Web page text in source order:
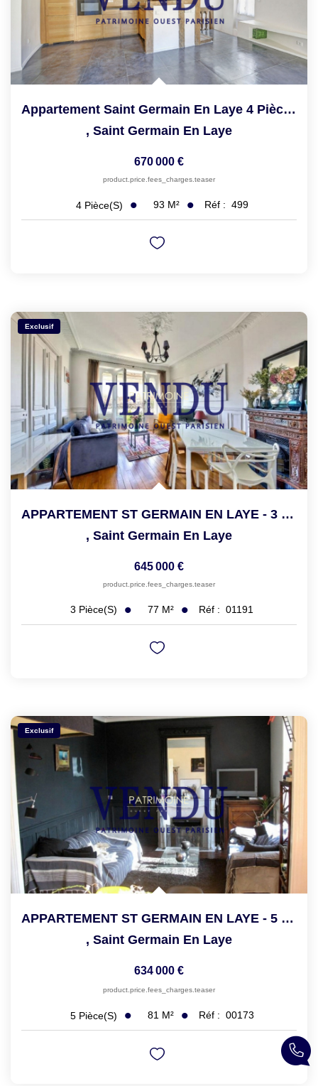
Appartement Saint Germain En Laye 4 Pièce(s) 93.20 M2
, Saint Germain En Laye
670 000 €
product.price.fees_charges.teaser
4 Pièce(s) 93 M² Réf : 499
Exclusif
APPARTEMENT ST GERMAIN EN LAYE - 3 Pièce(s) - 76.77 M2
, Saint Germain En Laye
645 000 €
product.price.fees_charges.teaser
3 Pièce(s) 77 M² Réf : 01191
Exclusif
APPARTEMENT ST GERMAIN EN LAYE - 5 Pièce(s) - 81 M2
, Saint Germain En Laye
634 000 €
product.price.fees_charges.teaser
5 Pièce(s) 81 M² Réf : 00173